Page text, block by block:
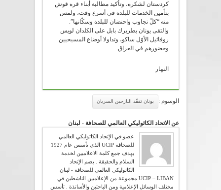
كردستان لشكره، وتأكيد مطالبة أبناء قره قوش
بتأمين الخدمات للبلدة في أسرع وقت، ولمس
منه “كلّ تجاوب واحتضان للبلدة وسكّانها”.
والتقى يونان بطريرك بابل على الكلدان لويس
روفائيل الأوّل ساكو، وتداولا أوضاع المسيحيين
وحضورهم في العراق.
النهار
الوسوم : يونان تفقّد النازحين السريان
عن الاتحاد الكاثوليكي العالمي للصحافة - لبنان
عضو في الإتحاد الكاثوليكي العالمي
للصحافة UCIP الذي تأسس عام 1927
بهدف جمع كلمة الاعلاميين لخدمة
السلام والحقيقة . يضم الإتحاد
الكاثوليكي العالمي للصحافة - لبنان
UCIP – LIBAN مجموعة من الإعلاميين الناشطين في
مختلف الوسائل الإعلامية ومن الباحثين والأساتذة . تأسس